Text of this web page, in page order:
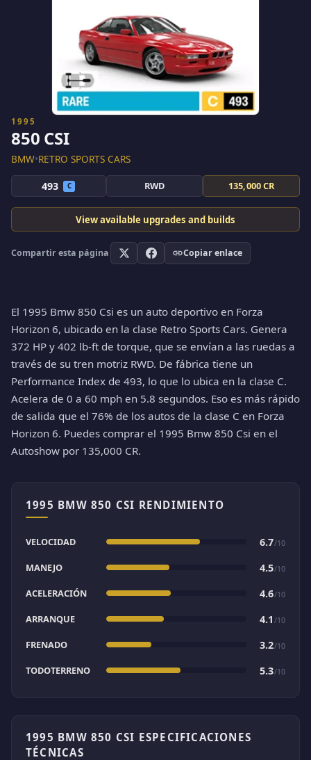
1995
850 CSI
BMW•RETRO SPORTS CARS
493 C RWD 135,000 CR
View available upgrades and builds
Compartir esta página Copiar enlace
El 1995 Bmw 850 Csi es un auto deportivo en Forza
Horizon 6, ubicado en la clase Retro Sports Cars. Genera
372 HP y 402 lb-ft de torque, que se envían a las ruedas a
través de su tren motriz RWD. De fábrica tiene un
Performance Index de 493, lo que lo ubica en la clase C.
Acelera de 0 a 60 mph en 5.8 segundos. Eso es más rápido
de salida que el 76% de los autos de la clase C en Forza
Horizon 6. Puedes comprar el 1995 Bmw 850 Csi en el
Autoshow por 135,000 CR.
1995 BMW 850 CSI RENDIMIENTO
VELOCIDAD 6.7/10
MANEJO 4.5/10
ACELERACIÓN 4.6/10
ARRANQUE 4.1 /10
FRENADO 3.2/10
TODOTERRENO 5.3/10
1995 BMW 850 CSI ESPECIFICACIONES
TÉCNICAS